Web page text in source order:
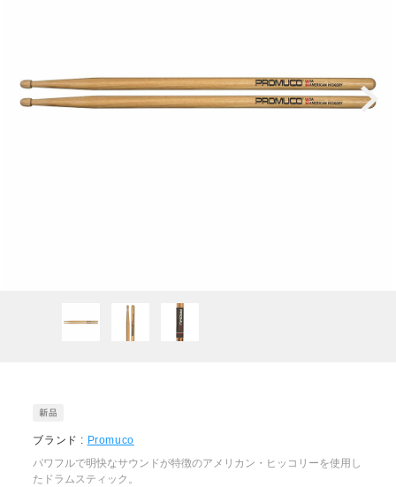
ブランド : Promuco
パワフルで明快なサウンドが特徴のアメリカン・ヒッコリーを使用し
たドラムスティック。